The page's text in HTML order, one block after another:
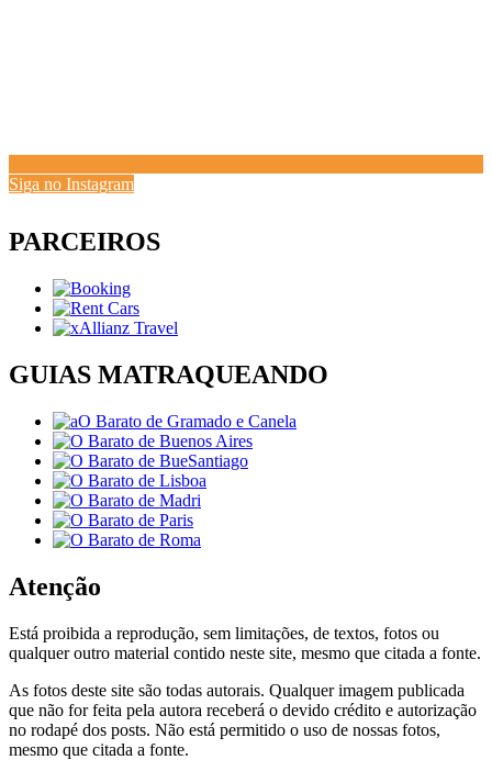
Siga no Instagram
PARCEIROS
GUIAS MATRAQUEANDO
Atenção
Está proibida a reprodução, sem limitações, de textos, fotos ou
qualquer outro material contido neste site, mesmo que citada a fonte.
As fotos deste site são todas autorais. Qualquer imagem publicada
que não for feita pela autora receberá o devido crédito e autorização
no rodapé dos posts. Não está permitido o uso de nossas fotos,
mesmo que citada a fonte.